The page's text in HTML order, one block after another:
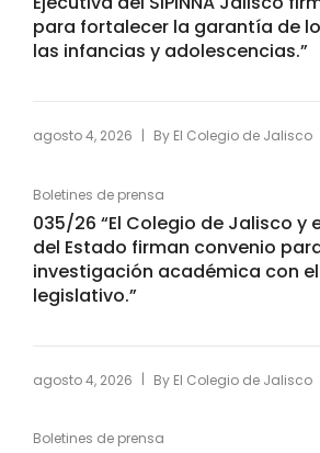
para fortalecer la garantía de
las infancias y adolescencias.”
agosto 4, 2026 | By El Colegio de Jalisco
Boletines de prensa
035/26 “El Colegio de Jalisco y
del Estado firman convenio
investigación académica con
legislativo.”
agosto 4, 2026 | By El Colegio de Jalisco
Boletines de prensa